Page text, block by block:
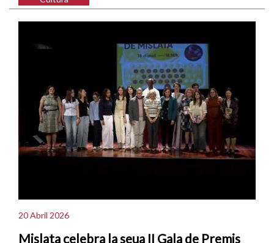
20 Abril 2026
Mislata celebra la seua II Gala de Premis